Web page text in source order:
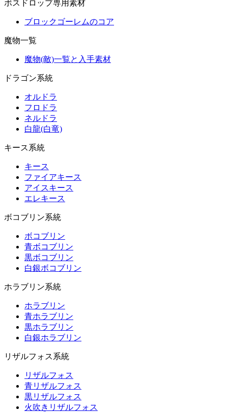
ボスドロップ専用素材
ブロックゴーレムのコア
魔物一覧
魔物(敵)一覧と入手素材
ドラゴン系統
オルドラ
フロドラ
ネルドラ
白龍(白竜)
キース系統
キース
ファイアキース
アイスキース
エレキース
ボコブリン系統
ボコブリン
青ボコブリン
黒ボコブリン
白銀ボコブリン
ホラブリン系統
ホラブリン
青ホラブリン
黒ホラブリン
白銀ホラブリン
リザルフォス系統
リザルフォス
青リザルフォス
黒リザルフォス
火吹きリザルフォス